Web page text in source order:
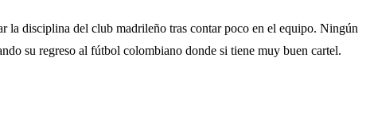
la disciplina del club madrileño tras contar poco en el equipo. Ningún
su regreso al fútbol colombiano donde si tiene muy buen cartel.